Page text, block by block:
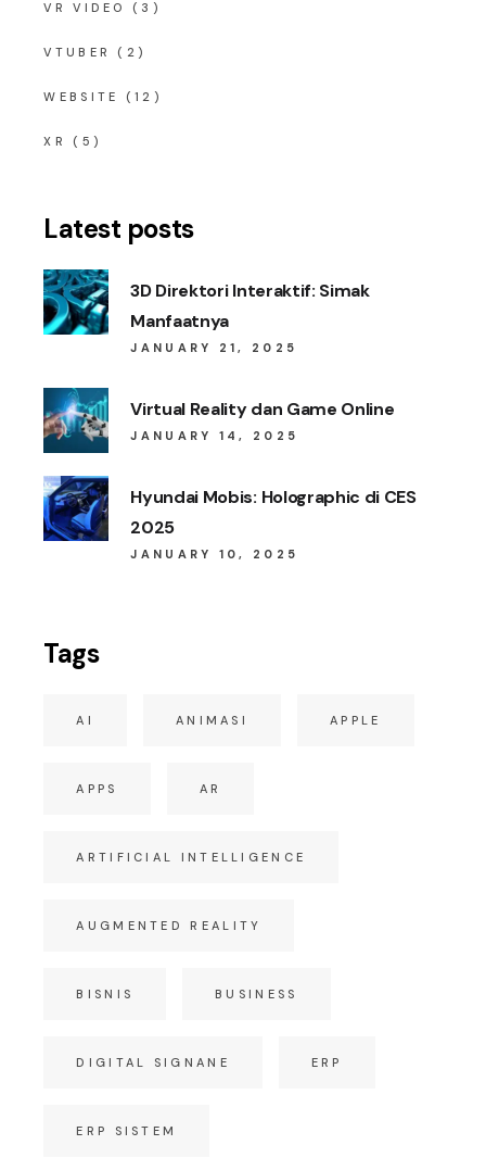
VR VIDEO (3)
VTUBER (2)
WEBSITE (12)
XR (5)
Latest posts
3D Direktori Interaktif: Simak
Manfaatnya
JANUARY 21, 2025
Virtual Reality dan Game Online
JANUARY 14, 2025
Hyundai Mobis: Holographic di CES
2025
JANUARY 10, 2025
Tags
AI ANIMASI APPLE
APPS AR
ARTIFICIAL INTELLIGENCE
AUGMENTED REALITY
BISNIS BUSINESS
DIGITAL SIGNANE ERP
ERP SISTEM